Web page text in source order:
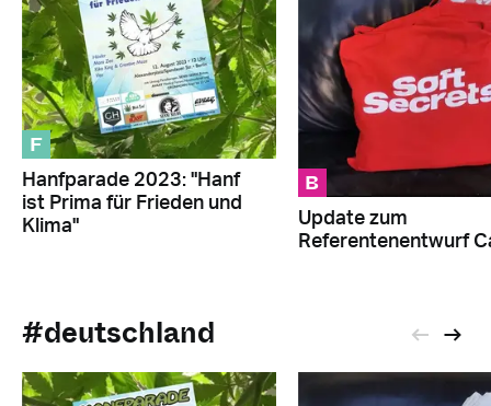
F
Hanfparade 2023: "Hanf
ist Prima für Frieden und
Klima"
B
Update zum
Referentenentwurf
#deutschland